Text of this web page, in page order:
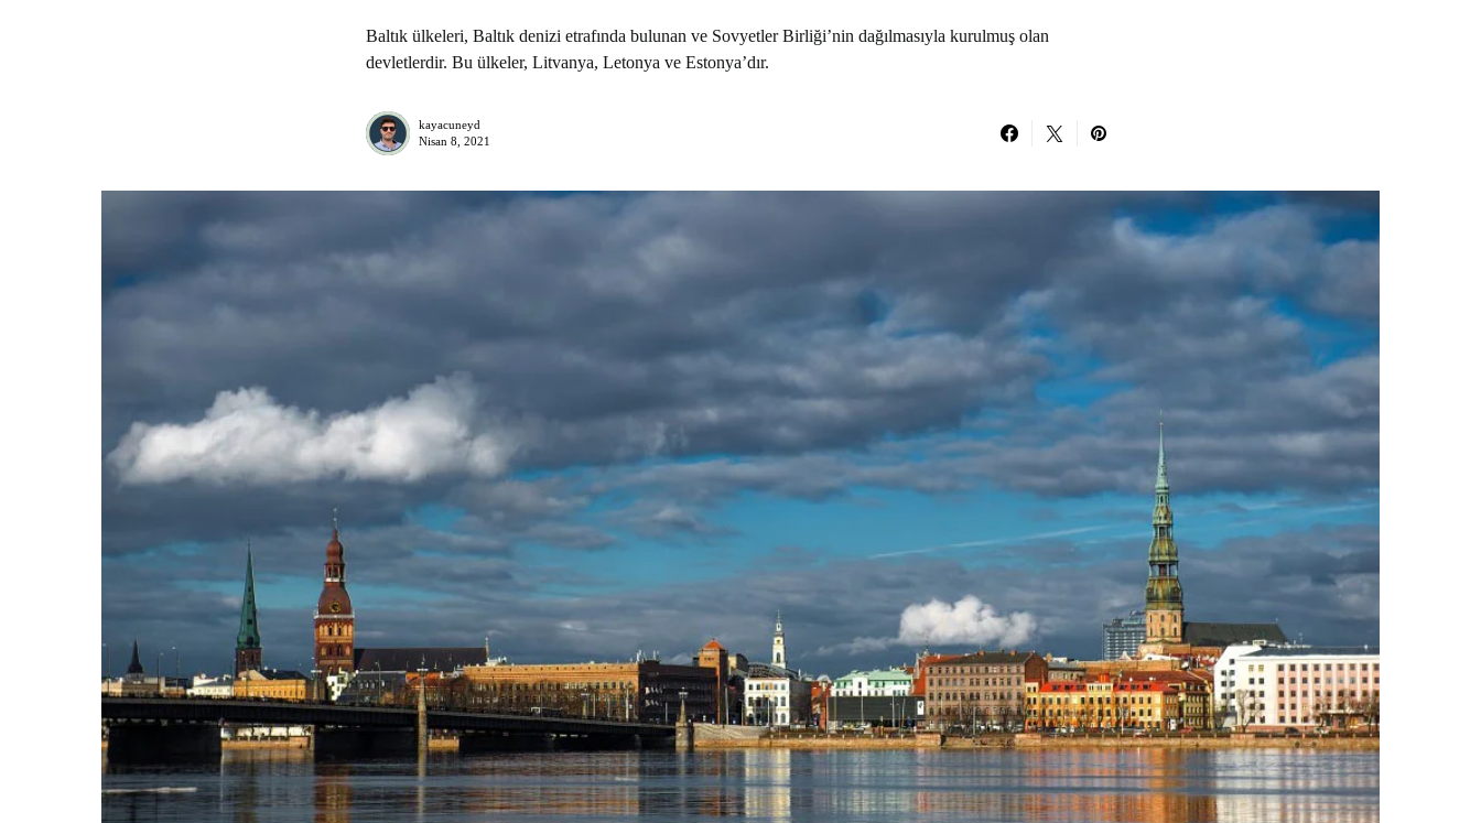
Baltık ülkeleri, Baltık denizi etrafında bulunan ve Sovyetler Birliği’nin dağılmasıyla kurulmuş olan
devletlerdir. Bu ülkeler, Litvanya, Letonya ve Estonya’dır.
kayacuneyd
Nisan 8, 2021